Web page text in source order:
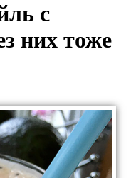
с
них тоже